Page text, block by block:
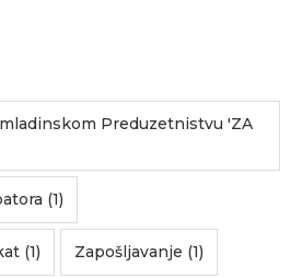
Preduzetnistvu 'ZA
(1)
(1) Zapošljavanje (1)